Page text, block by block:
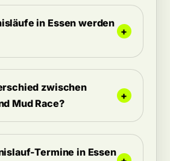
in Essen werden
zwischen
Mud Race?
Termine in Essen